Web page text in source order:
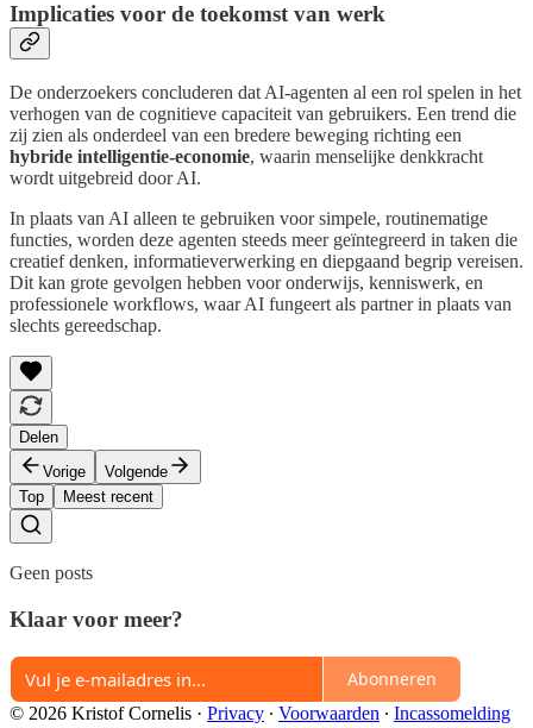
Implicaties voor de toekomst van werk
De onderzoekers concluderen dat AI-agenten al een rol spelen in het
verhogen van de cognitieve capaciteit van gebruikers. Een trend die
zij zien als onderdeel van een bredere beweging richting een
hybride intelligentie-economie, waarin menselijke denkkracht
wordt uitgebreid door AI.
In plaats van AI alleen te gebruiken voor simpele, routinematige
functies, worden deze agenten steeds meer geïntegreerd in taken die
creatief denken, informatieverwerking en diepgaand begrip vereisen.
Dit kan grote gevolgen hebben voor onderwijs, kenniswerk, en
professionele workflows, waar AI fungeert als partner in plaats van
slechts gereedschap.
Delen
Vorige
Volgende
Top
Meest recent
Geen posts
Klaar voor meer?
Abonneren
© 2026 Kristof Cornelis · Privacy ∙ Voorwaarden ∙ Incassomelding